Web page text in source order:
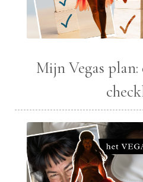
Mijn Vegas plan: